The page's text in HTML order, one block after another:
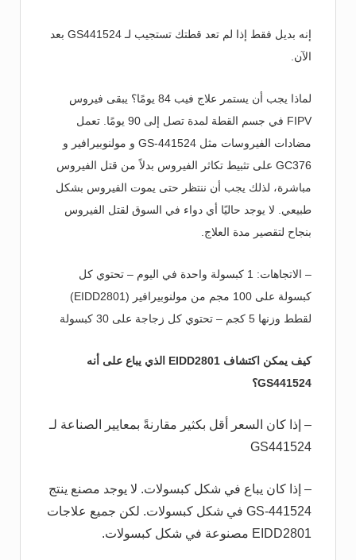
إنه بديل فقط إذا لم تعد قطتك تستجيب لـ GS441524 بعد
الآن.
لماذا يجب أن يستمر علاج فيب 84 يومًا؟ يبقى فيروس
FIPV في جسم القطة لمدة تصل إلى 90 يومًا. تعمل
مضادات الفيروسات مثل GS-441524 و مولنوبيرافير و
GC376 على تثبيط تكاثر الفيروس بدلاً من قتل الفيروس
مباشرة، لذلك يجب أن ننتظر حتى يموت الفيروس بشكل
طبيعي. لا يوجد حاليًا أي دواء في السوق لقتل الفيروس
بنجاح لتقصير مدة العلاج.
– الاتجاهات: 1 كبسولة واحدة في اليوم – تحتوي كل
كبسولة على 100 مجم من مولنوبيرافير (EIDD2801)
لقطط وزنها 5 كجم – تحتوي كل زجاجة على 30 كبسولة
كيف يمكن اكتشاف EIDD2801 الذي يباع على أنه
GS441524؟
– إذا كان السعر أقل بكثير مقارنةً بمعايير الصناعة لـ
GS441524
– إذا كان يباع في شكل كبسولات. لا يوجد مصنع ينتج
GS-441524 في شكل كبسولات. لكن جميع علاجات
EIDD2801 مصنوعة في شكل كبسولات.